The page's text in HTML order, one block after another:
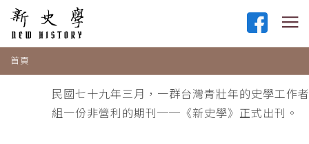
首頁
民國七十九年三月，一群台灣青壯年的史學工作
組一份非營利的期刊──《新史學》正式出刊。